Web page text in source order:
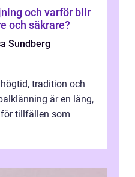
och varför blir
och säkrare?
Sundberg
tradition och
är en lång,
tillfällen som